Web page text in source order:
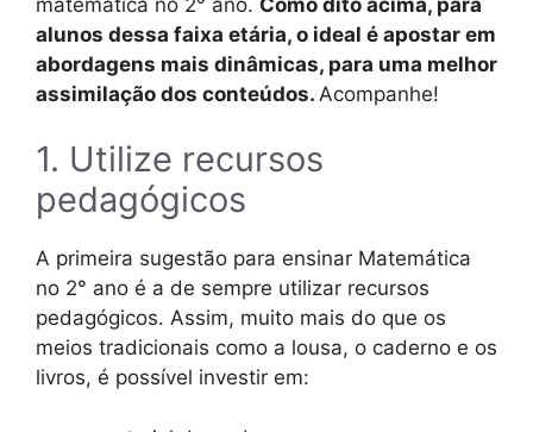
alunos dessa faixa etária, o ideal é apostar em
abordagens mais dinâmicas, para uma melhor
assimilação dos conteúdos. Acompanhe!
1. Utilize recursos
pedagógicos
A primeira sugestão para ensinar Matemática
no 2° ano é a de sempre utilizar recursos
pedagógicos. Assim, muito mais do que os
meios tradicionais como a lousa, o caderno e os
livros, é possível investir em: